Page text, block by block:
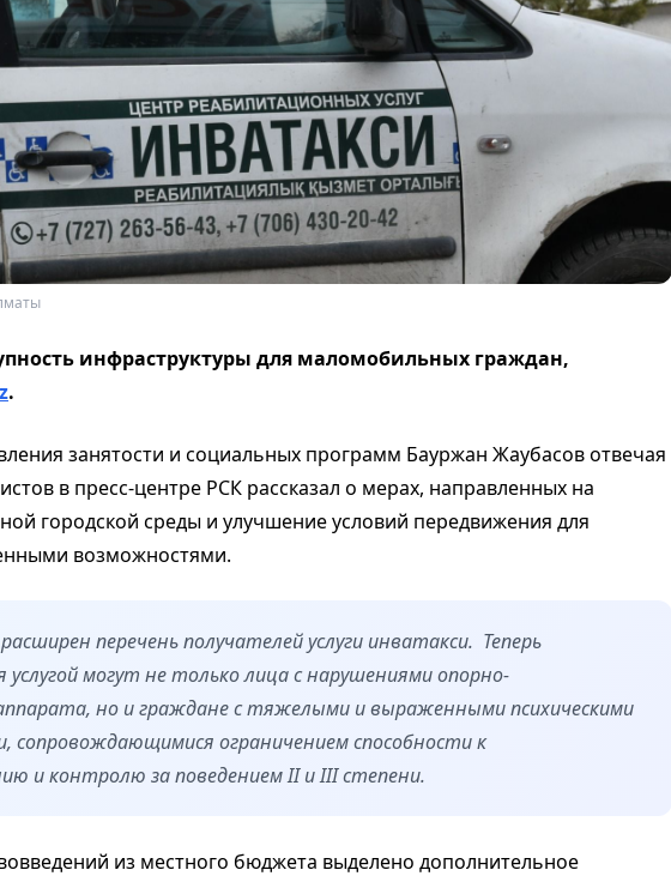
инфраструктуры для маломобильных граждан,
.
занятости и социальных программ Бауржан Жаубасов отвечая
в пресс-центре РСК рассказал о мерах, направленных на
городской среды и улучшение условий передвижения для
возможностями.
перечень получателей услуги инватакси. Теперь
услугой могут не только лица с нарушениями опорно-
но и граждане с тяжелыми и выраженными психическими
сопровождающимися ограничением способности к
и контролю за поведением II и III степени.
из местного бюджета выделено дополнительное